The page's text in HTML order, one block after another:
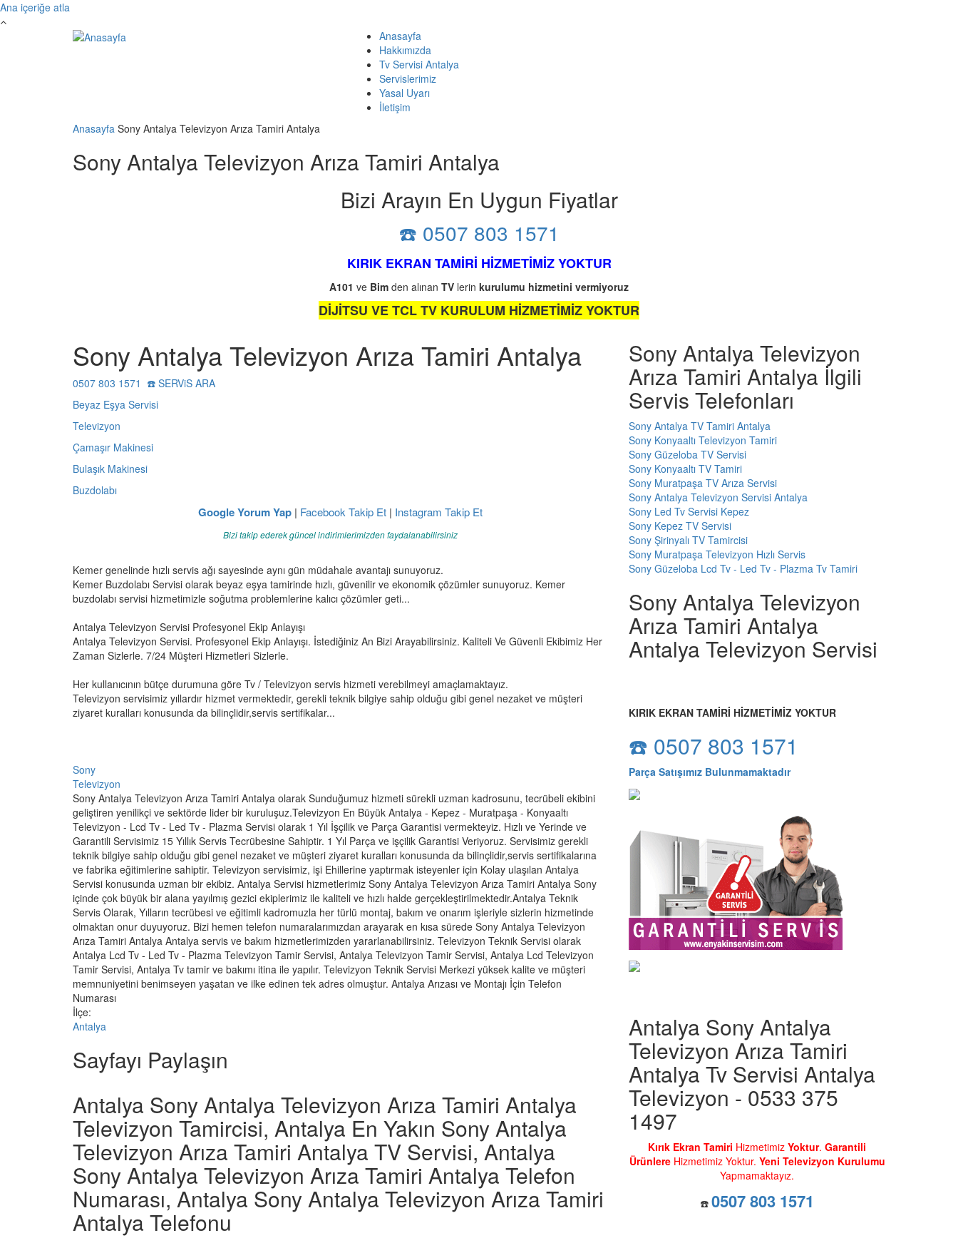
Ana içeriğe atla
Anasayfa
Hakkımızda
Tv Servisi Antalya
Servislerimiz
Yasal Uyarı
İletişim
Anasayfa Sony Antalya Televizyon Arıza Tamiri Antalya
Sony Antalya Televizyon Arıza Tamiri Antalya
Bizi Arayın En Uygun Fiyatlar
☎️ 0507 803 1571
KIRIK EKRAN TAMİRİ HİZMETİMİZ YOKTUR
A101 ve Bim den alınan TV lerin kurulumu hizmetini vermiyoruz
DİJİTSU VE TCL TV KURULUM HİZMETİMİZ YOKTUR
Sony Antalya Televizyon Arıza Tamiri Antalya
0507 803 1571 ☎️ SERViS ARA
Beyaz Eşya Servisi
Televizyon
Çamaşır Makinesi
Bulaşık Makinesi
Buzdolabı
Google Yorum Yap| Facebook Takip Et| Instagram Takip Et
Bizi takip ederek güncel indirimlerimizden faydalanabilirsiniz
Kemer genelinde hızlı servis ağı sayesinde aynı gün müdahale avantajı sunuyoruz.
Kemer Buzdolabı Servisi olarak beyaz eşya tamirinde hızlı, güvenilir ve ekonomik çözümler sunuyoruz. Kemer
buzdolabı servisi hizmetimizle soğutma problemlerine kalıcı çözümler geti...
Antalya Televizyon Servisi Profesyonel Ekip Anlayışı
Antalya Televizyon Servisi. Profesyonel Ekip Anlayışı. İstediğiniz An Bizi Arayabilirsiniz. Kaliteli Ve Güvenli Ekibimiz Her
Zaman Sizlerle. 7/24 Müşteri Hizmetleri Sizlerle.
Her kullanıcının bütçe durumuna göre Tv / Televizyon servis hizmeti verebilmeyi amaçlamaktayız.
Televizyon servisimiz yıllardır hizmet vermektedir, gerekli teknik bilgiye sahip olduğu gibi genel nezaket ve müşteri
ziyaret kuralları konusunda da bilinçlidir,servis sertifikalar...
Sony
Televizyon
Sony Antalya Televizyon Arıza Tamiri Antalya olarak Sunduğumuz hizmeti sürekli uzman kadrosunu, tecrübeli ekibini
geliştiren yenilikçi ve sektörde lider bir kuruluşuz.Televizyon En Büyük Antalya - Kepez - Muratpaşa - Konyaaltı
Televizyon - Lcd Tv - Led Tv - Plazma Servisi olarak 1 Yıl İşçilik ve Parça Garantisi vermekteyiz. Hızlı ve Yerinde ve
Garantili Servisimiz 15 Yıllık Servis Tecrübesine Sahiptir. 1 Yıl Parça ve işçilik Garantisi Veriyoruz. Servisimiz gerekli
teknik bilgiye sahip olduğu gibi genel nezaket ve müşteri ziyaret kuralları konusunda da bilinçlidir,servis sertifikalarına
ve fabrika eğitimlerine sahiptir. Televizyon servisimiz, işi Ehillerine yaptırmak isteyenler için Kolay ulaşılan Antalya
Servisi konusunda uzman bir ekibiz. Antalya Servisi hizmetlerimiz Sony Antalya Televizyon Arıza Tamiri Antalya Sony
içinde çok büyük bir alana yayılmış gezici ekiplerimiz ile kaliteli ve hızlı halde gerçekleştirilmektedir.Antalya Teknik
Servis Olarak, Yılların tecrübesi ve eğitimli kadromuzla her türlü montaj, bakım ve onarım işleriyle sizlerin hizmetinde
olmaktan onur duyuyoruz. Bizi hemen telefon numaralarımızdan arayarak en kısa sürede Sony Antalya Televizyon
Arıza Tamiri Antalya Antalya servis ve bakım hizmetlerimizden yararlanabilirsiniz. Televizyon Teknik Servisi olarak
Antalya Lcd Tv - Led Tv - Plazma Televizyon Tamir Servisi, Antalya Televizyon Tamir Servisi, Antalya Lcd Televizyon
Tamir Servisi, Antalya Tv tamir ve bakımı itina ile yapılır. Televizyon Teknik Servisi Merkezi yüksek kalite ve müşteri
memnuniyetini benimseyen yaşatan ve ilke edinen tek adres olmuştur. Antalya Arızası ve Montajı İçin Telefon
Numarası
İlçe:
Antalya
Sayfayı Paylaşın
Antalya Sony Antalya Televizyon Arıza Tamiri Antalya
Televizyon Tamircisi, Antalya En Yakın Sony Antalya
Televizyon Arıza Tamiri Antalya TV Servisi, Antalya
Sony Antalya Televizyon Arıza Tamiri Antalya Telefon
Numarası, Antalya Sony Antalya Televizyon Arıza Tamiri
Antalya Telefonu
Sony Antalya Televizyon
Arıza Tamiri Antalya İlgili
Servis Telefonları
Sony Antalya TV Tamiri Antalya
Sony Konyaaltı Televizyon Tamiri
Sony Güzeloba TV Servisi
Sony Konyaaltı TV Tamiri
Sony Muratpaşa TV Arıza Servisi
Sony Antalya Televizyon Servisi Antalya
Sony Led Tv Servisi Kepez
Sony Kepez TV Servisi
Sony Şirinyalı TV Tamircisi
Sony Muratpaşa Televizyon Hızlı Servis
Sony Güzeloba Lcd Tv - Led Tv - Plazma Tv Tamiri
Sony Antalya Televizyon
Arıza Tamiri Antalya
Antalya Televizyon Servisi
KIRIK EKRAN TAMİRİ HİZMETİMİZ YOKTUR
☎️ 0507 803 1571
Parça Satışımız Bulunmamaktadır
Antalya Sony Antalya
Televizyon Arıza Tamiri
Antalya Tv Servisi Antalya
Televizyon - 0533 375
1497
Kırık Ekran Tamiri Hizmetimiz Yoktur. Garantili
Ürünlere Hizmetimiz Yoktur. Yeni Televizyon Kurulumu
Yapmamaktayız.
☎️ 0507 803 1571